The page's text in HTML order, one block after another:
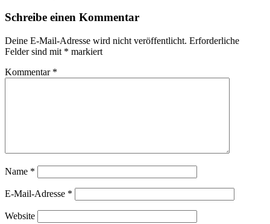
Schreibe einen Kommentar
Deine E-Mail-Adresse wird nicht veröffentlicht. Erforderliche
Felder sind mit * markiert
Kommentar *
Name *
E-Mail-Adresse *
Website